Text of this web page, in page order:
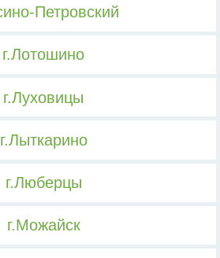
Петровский
г.Лотошино
г.Луховицы
г.Лыткарино
г.Люберцы
г.Можайск